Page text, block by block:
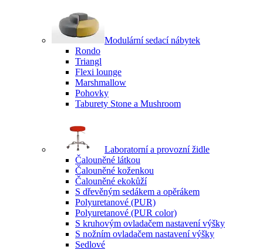
Modulární sedací nábytek
Rondo
Triangl
Flexi lounge
Marshmallow
Pohovky
Taburety Stone a Mushroom
Laboratorní a provozní židle
Čalouněné látkou
Čalouněné koženkou
Čalouněné ekokůží
S dřevěným sedákem a opěrákem
Polyuretanové (PUR)
Polyuretanové (PUR color)
S kruhovým ovladačem nastavení výšky
S nožním ovladačem nastavení výšky
Sedlové